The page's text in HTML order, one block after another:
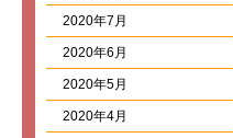
2020年7月
2020年6月
2020年5月
2020年4月